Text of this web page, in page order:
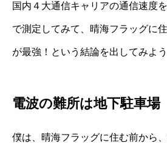
国内４大通信キャリアの通信速度
で測定してみて、晴海フラッグに
が最強！という結論を出してみよう
電波の難所は地下駐車場
僕は、晴海フラッグに住む前から